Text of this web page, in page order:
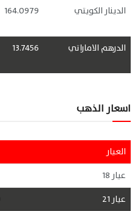
الدينار الكويتي
164.0979
الدرهم الاماراتي 13.7456
اسعار الذهب
العيار
عيار 18
عيار 21